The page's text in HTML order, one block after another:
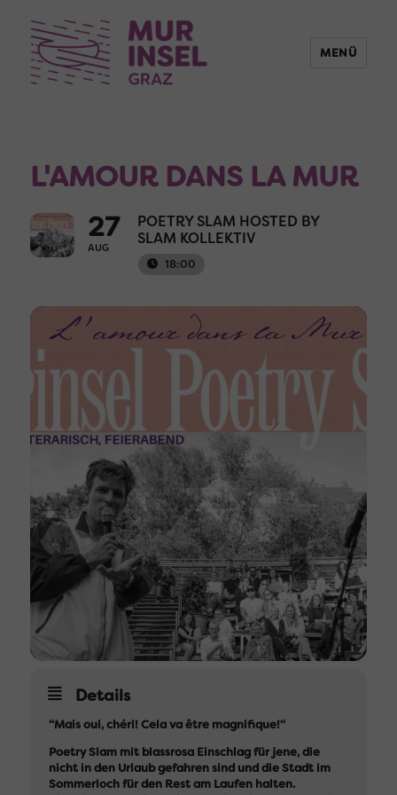
MENÜ
L'AMOUR DANS LA MUR
27
AUG
POETRY SLAM HOSTED BY
SLAM KOLLEKTIV
18:00
Details
“Mais oui, chéri! Cela va être magnifique!“
Poetry Slam mit blassrosa Einschlag für jene, die
nicht in den Urlaub gefahren sind und die Stadt im
Sommerloch für den Rest am Laufen halten.